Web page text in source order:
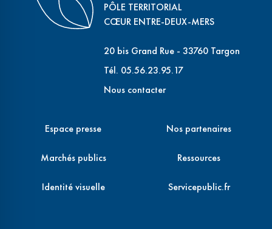
PÔLE TERRITORIAL
CŒUR ENTRE-DEUX-MERS
20 bis Grand Rue - 33760 Targon
Tél. 05.56.23.95.17
Nous contacter
Espace presse
Marchés publics
Identité visuelle
Nos partenaires
Ressources
Servicepublic.fr